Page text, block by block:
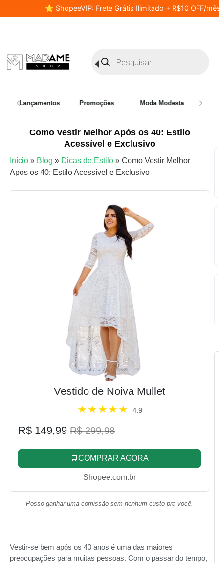
⭐ ShopeeVIP: Frete Grátis Ilimitado + R$10 OFF/
Lançamentos Promoções Moda Modesta Plus
Como Vestir Melhor Após os 40: Estilo
Acessível e Exclusivo
Início » Blog » Dicas de Estilo » Como Vestir Melhor
Após os 40: Estilo Acessível e Exclusivo
Vestido de Noiva Mullet
4.9
R$ 149,99 R$ 299,98
🛒COMPRAR AGORA
Shopee.com.br
Posso ganhar uma comissão sem nenhum custo pra você.
Vestir-se bem após os 40 anos é uma das maiores
preocupações para muitas pessoas. Com o passar do tempo,